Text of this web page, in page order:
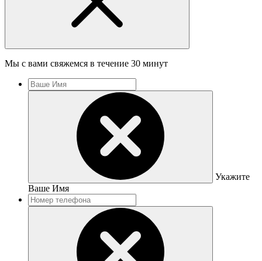
Мы с вами свяжемся в течение 30 минут
Укажите
Ваше Имя